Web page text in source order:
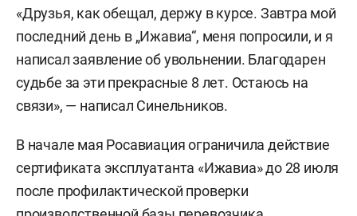
«Друзья, как обещал, держу в курсе. Завтра мой
последний день в „Ижавиа“, меня попросили, и я
написал заявление об увольнении. Благодарен
судьбе за эти прекрасные 8 лет. Остаюсь на
связи», — написал Синельников.
В начале мая Росавиация ограничила действие
сертификата эксплуатанта «Ижавиа» до 28 июля
после профилактической проверки